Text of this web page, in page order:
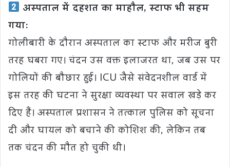
अस्पताल में दहशत का माहौल, स्टाफ भी सहम
गया:
गोलीबारी के दौरान अस्पताल का स्टाफ और मरीज बुरी
तरह घबरा गए। चंदन उस वक्त इलाजरत था, जब उस पर
गोलियों की बौछार हुई। ICU जैसे संवेदनशील वार्ड में
इस तरह की घटना ने सुरक्षा व्यवस्था पर सवाल खड़े कर
दिए हैं। अस्पताल प्रशासन ने तत्काल पुलिस को सूचना
दी और घायल को बचाने की कोशिश की, लेकिन तब
तक चंदन की मौत हो चुकी थी।